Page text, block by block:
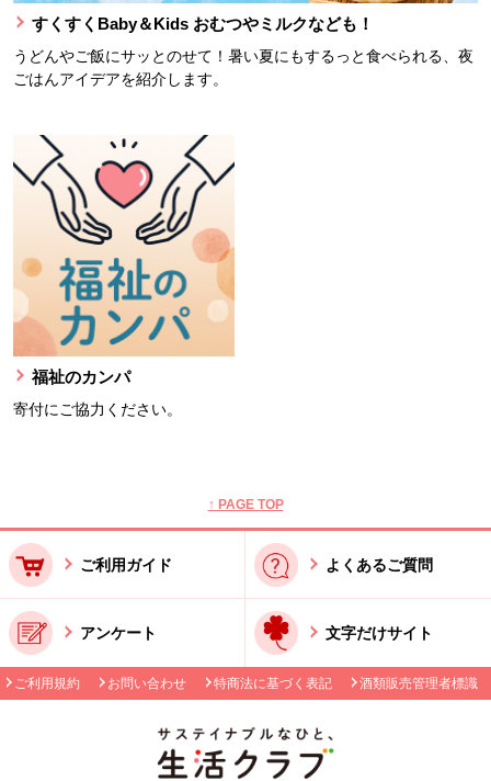
すくすくBaby＆Kids おむつやミルクなども！
うどんやご飯にサッとのせて！暑い夏にもするっと食べられる、夜
ごはんアイデアを紹介します。
福祉のカンパ
寄付にご協力ください。
↑ PAGE TOP
ご利用ガイド よくあるご質問
アンケート 文字だけサイト
ご利用規約 お問い合わせ 特商法に基づく表記 酒類販売管理者標識